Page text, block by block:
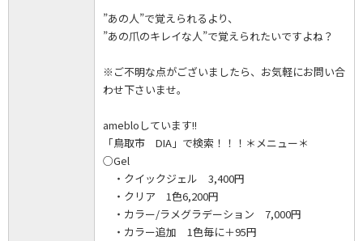
”あの人”で覚えられるより、
”あの爪のキレイな人”で覚えられたいですよね？
※ご不明な点がございましたら、お気軽にお問い合
わせ下さいませ。
amebloしています!!
「鳥取市 DIA」で検索！！！＊メニュー＊
○Gel
・クイックジェル 3,400円
・クリア 1色6,200円
・カラー/ラメグラデーション 7,000円
・カラー追加 1色毎に＋95円